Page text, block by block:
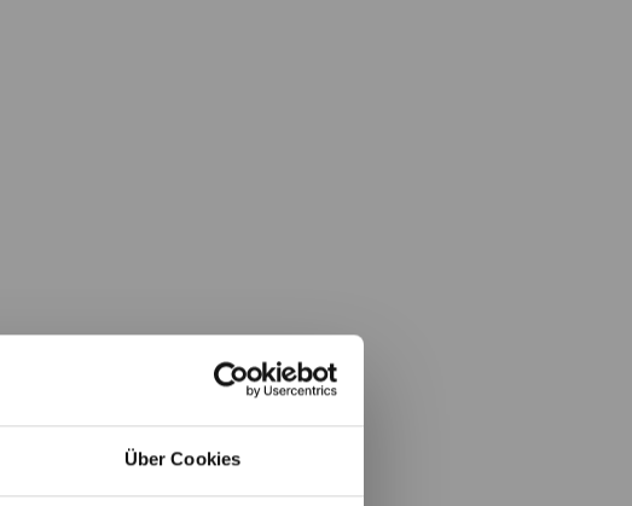
Über Cookies